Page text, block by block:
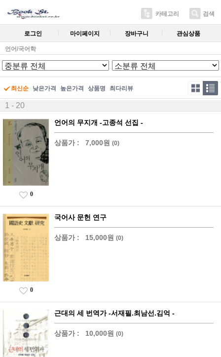
카테고리 검색
로그인 마이페이지 장바구니 관심상품
언어/국어학
최신순 낮은가격 높은가격 상품명 최다리뷰
1 - 20
언어의 무지개 -고종석 선집 -
상품가 : 7,000원 (0)
0
국어사 문헌 연구
상품가 : 15,000원 (0)
0
근대의 세 번역가 -서재필.최남선.김억 -
상품가 : 10,000원 (0)